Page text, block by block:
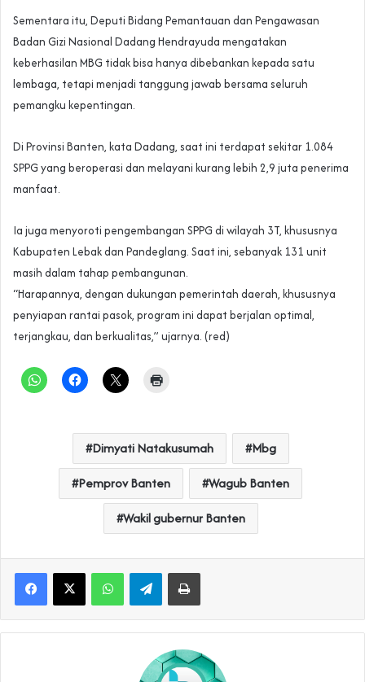
Sementara itu, Deputi Bidang Pemantauan dan Pengawasan
Badan Gizi Nasional Dadang Hendrayuda mengatakan
keberhasilan MBG tidak bisa hanya dibebankan kepada satu
lembaga, tetapi menjadi tanggung jawab bersama seluruh
pemangku kepentingan.
Di Provinsi Banten, kata Dadang, saat ini terdapat sekitar 1.084
SPPG yang beroperasi dan melayani kurang lebih 2,9 juta penerima
manfaat.
Ia juga menyoroti pengembangan SPPG di wilayah 3T, khususnya
Kabupaten Lebak dan Pandeglang. Saat ini, sebanyak 131 unit
masih dalam tahap pembangunan.
“Harapannya, dengan dukungan pemerintah daerah, khususnya
penyiapan rantai pasok, program ini dapat berjalan optimal,
terjangkau, dan berkualitas,” ujarnya. (red)
Dimyati Natakusumah Mbg
Pemprov Banten Wagub Banten
Wakil gubernur Banten
WhatsAppTelegramPrint